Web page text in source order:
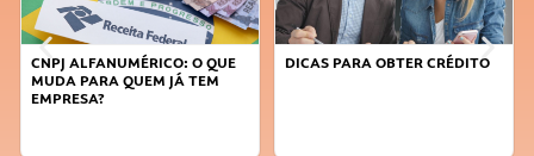
DICAS PARA OBTER CRÉDITO
FAÇA A DIFERENÇA: SEJA